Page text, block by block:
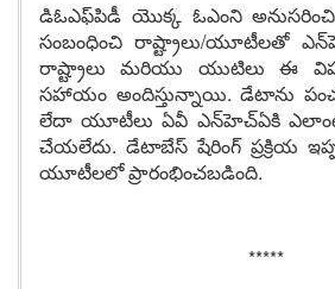
డిఓఎఫ్‌పిడీ యొక్క ఓఎంని
సంబంధించి రాష్ట్రాలు/యూటీలతో
రాష్ట్రాలు మరియు యుటిలు ఈ
సహాయం అందిస్తున్నాయి. డేటాను
లేదా యూటీలు ఏవీ ఎన్‌హెచ్‌ఏకి ఎలాంటి
చేయలేదు. డేటాబేస్ షేరింగ్ ప్రక్రియ
యూటీలలో ప్రారంభించబడింది.
*****